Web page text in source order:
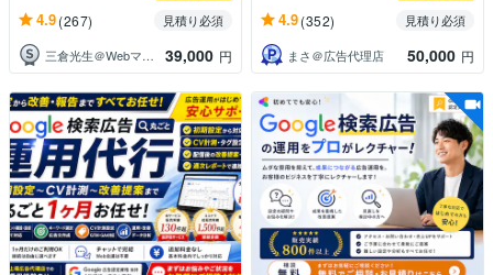
4.9(267)
見積り必須
三倉光生＠Webマーケ＆広告専門
39,000 円
4.9(352)
見積り必須
まさ＠広告代理店
50,000 円